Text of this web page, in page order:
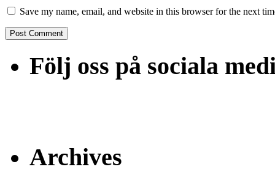
Save my name, email, and website in this browser for the next
Följ oss på sociala
Archives